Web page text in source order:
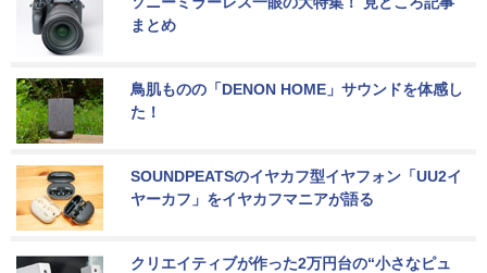
まとめ
鳥肌ものの「DENON HOME」サウンドを体感し
た！
SOUNDPEATSのイヤカフ型イヤフォン「UU2イ
ヤーカフ」をイヤカフマニアが語る
クリエイティブが作った2万円台の“小さなピュ